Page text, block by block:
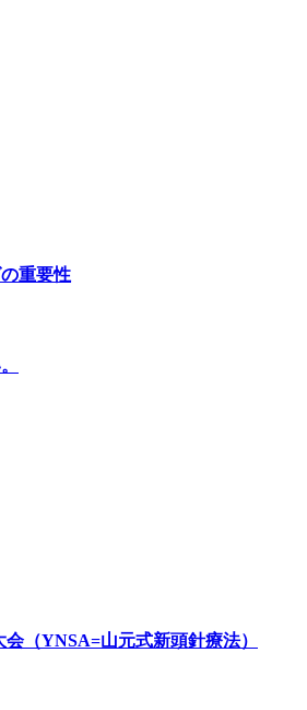
重要性
（YNSA=山元式新頭針療法）